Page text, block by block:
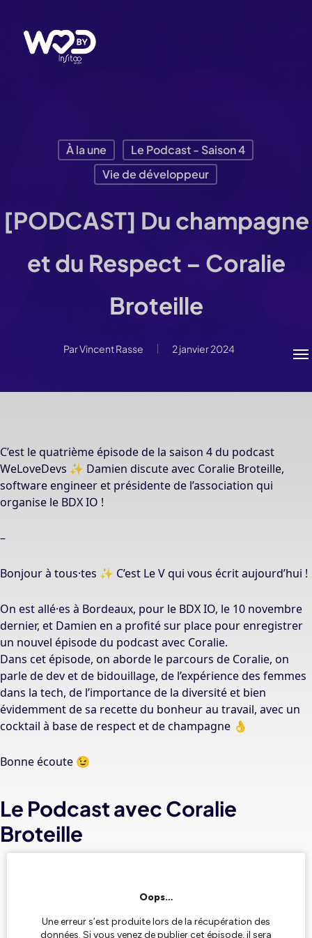
contenu
principal
À la une
Le Podcast - Saison 4
Vie de développeur
[PODCAST] Du champagne
et du Respect – Coralie
Broteille
ParVincent Rasse 2 janvier 2024
C’est le quatrième épisode de la saison 4 du podcast
WeLoveDevs ✨ Damien discute avec Coralie Broteille,
software engineer et présidente de l’association qui
organise le BDX IO !
–
Bonjour à tous·tes ✨ C’est Le V qui vous écrit aujourd’hui !
On est allé·es à Bordeaux, pour le BDX IO, le 10 novembre
dernier, et Damien en a profité sur place pour enregistrer
un nouvel épisode du podcast avec Coralie.
Dans cet épisode, on aborde le parcours de Coralie, on
parle de dev et de bidouillage, de l’expérience des femmes
dans la tech, de l’importance de la diversité et bien
évidemment de sa recette du bonheur au travail, avec un
cocktail à base de respect et de champagne 👌
Bonne écoute 😉
Le Podcast avec Coralie
Broteille